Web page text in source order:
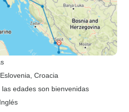
, Eslovenia , Croacia
las edades son bienvenidas